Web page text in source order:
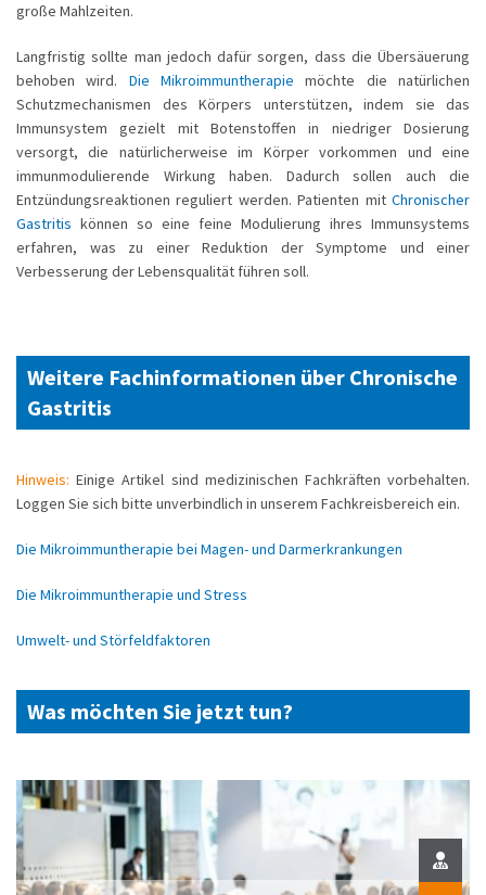
große Mahlzeiten.
Langfristig sollte man jedoch dafür sorgen, dass die Übersäuerung
behoben wird. Die Mikroimmuntherapie möchte die natürlichen
Schutzmechanismen des Körpers unterstützen, indem sie das
Immunsystem gezielt mit Botenstoffen in niedriger Dosierung
versorgt, die natürlicherweise im Körper vorkommen und eine
immunmodulierende Wirkung haben. Dadurch sollen auch die
Entzündungsreaktionen reguliert werden. Patienten mit Chronischer
Gastritis können so eine feine Modulierung ihres Immunsystems
erfahren, was zu einer Reduktion der Symptome und einer
Verbesserung der Lebensqualität führen soll.
Weitere Fachinformationen über Chronische
Gastritis
Hinweis: Einige Artikel sind medizinischen Fachkräften vorbehalten.
Loggen Sie sich bitte unverbindlich in unserem Fachkreisbereich ein.
Die Mikroimmuntherapie bei Magen- und Darmerkrankungen
Die Mikroimmuntherapie und Stress
Umwelt- und Störfeldfaktoren
Was möchten Sie jetzt tun?